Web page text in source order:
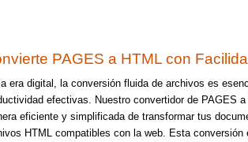
PAGES a HTML con
era digital, la conversión fluida de archivos es
efectivas. Nuestro convertidor de PAGES
eficiente y simplificada de transformar tus
HTML compatibles con la web. Esta conversión